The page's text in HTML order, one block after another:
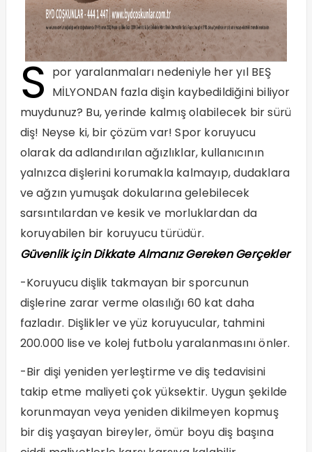
S por yaralanmaları nedeniyle her yıl BEŞ
MİLYONDAN fazla dişin kaybedildiğini biliyor
muydunuz? Bu, yerinde kalmış olabilecek bir sürü
diş! Neyse ki, bir çözüm var! Spor koruyucu
olarak da adlandırılan ağızlıklar, kullanıcının
yalnızca dişlerini korumakla kalmayıp, dudaklara
ve ağzın yumuşak dokularına gelebilecek
sarsıntılardan ve kesik ve morluklardan da
koruyabilen bir koruyucu türüdür.
Güvenlik için Dikkate Almanız Gereken Gerçekler
-Koruyucu dişlik takmayan bir sporcunun
dişlerine zarar verme olasılığı 60 kat daha
fazladır. Dişlikler ve yüz koruyucular, tahmini
200.000 lise ve kolej futbolu yaralanmasını önler.
-Bir dişi yeniden yerleştirme ve diş tedavisini
takip etme maliyeti çok yüksektir. Uygun şekilde
korunmayan veya yeniden dikilmeyen kopmuş
bir diş yaşayan bireyler, ömür boyu diş başına